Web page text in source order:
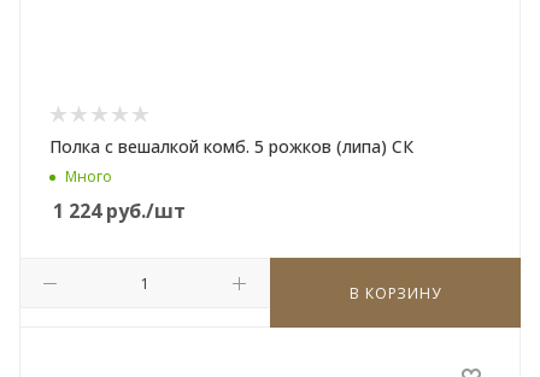
Полка с вешалкой комб. 5 рожков (липа) СК
Много
1 224руб./шт
В КОРЗИНУ